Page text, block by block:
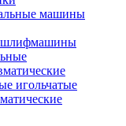
машины
шлифмашины
игольчатые